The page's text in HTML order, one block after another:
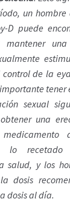
un hombre
D puede
una
de la
tener
sexual
una
lo
salud, y los
dosis
dosis al día.